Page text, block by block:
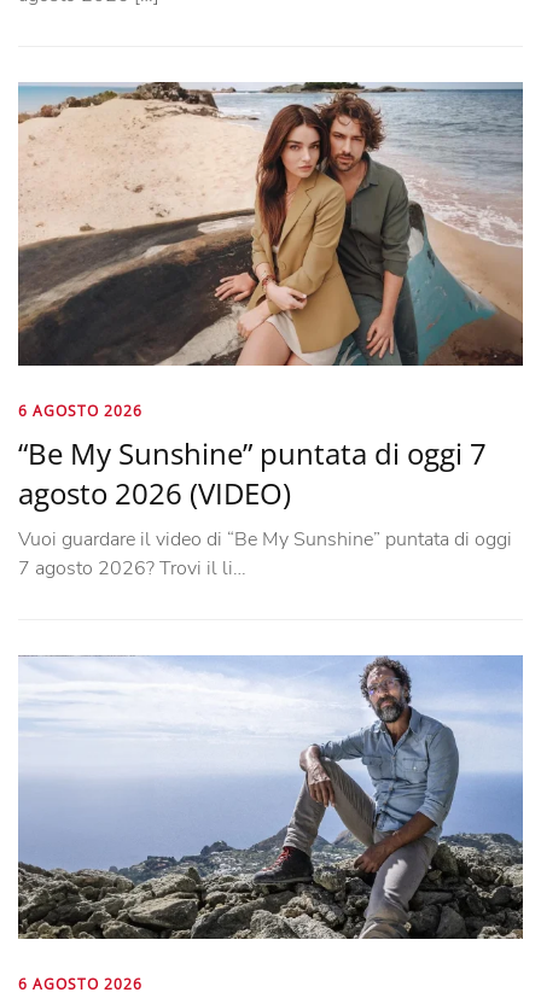
6 AGOSTO 2026
“Be My Sunshine” puntata di oggi 7
agosto 2026 (VIDEO)
Vuoi guardare il video di “Be My Sunshine” puntata di oggi
7 agosto 2026? Trovi il li…
6 AGOSTO 2026